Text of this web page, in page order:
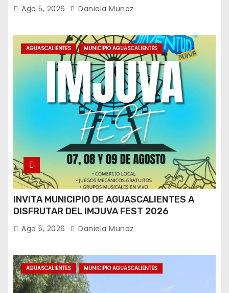
Ago 5, 2026 Daniela Munoz
AGUASCALIENTES MUNICIPIO AGUASCALIENTES
INVITA MUNICIPIO DE AGUASCALIENTES A
DISFRUTAR DEL IMJUVA FEST 2026
Ago 5, 2026 Daniela Munoz
AGUASCALIENTES MUNICIPIO AGUASCALIENTES